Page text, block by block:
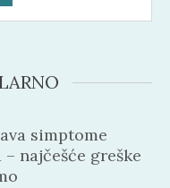
simptome
najčešće greške